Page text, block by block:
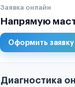
Заявка онлайн
Напрямую
Оформить заявку
Диагностика